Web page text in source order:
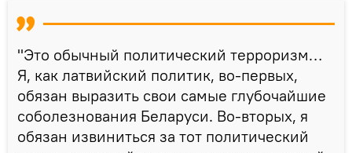
"Это обычный политический терроризм…
Я, как латвийский политик, во-первых,
обязан выразить свои самые глубочайшие
соболезнования Беларуси. Во-вторых, я
обязан извиниться за тот политический